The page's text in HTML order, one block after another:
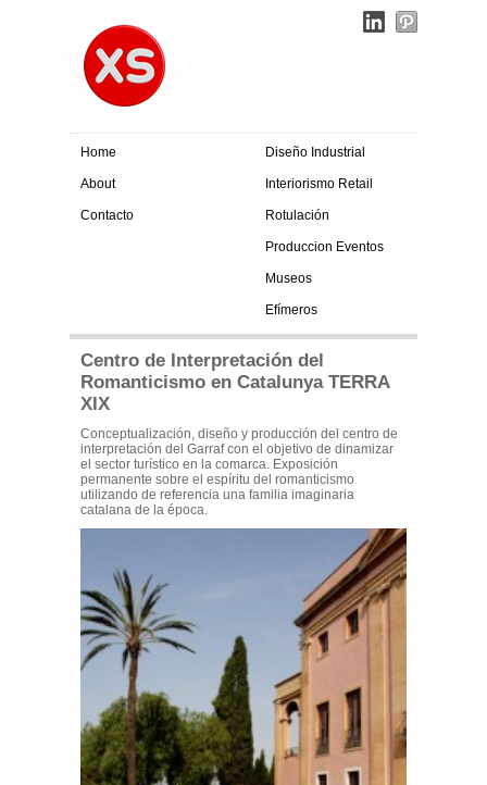
Home
About
Contacto
Diseño Industrial
Interiorismo Retail
Rotulación
Produccion Eventos
Museos
Efímeros
Centro de Interpretación del
Romanticismo en Catalunya TERRA
XIX
Conceptualización, diseño y producción del centro de
interpretación del Garraf con el objetivo de dinamizar
el sector turístico en la comarca. Exposición
permanente sobre el espíritu del romanticismo
utilizando de referencia una familia imaginaria
catalana de la época.